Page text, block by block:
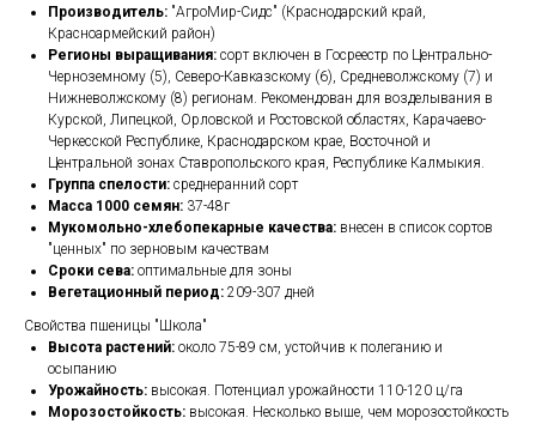
Производитель: "АгроМир-Сидс" (Краснодарский край,
Красноармейский район)
Регионы выращивания: сорт включен в Госреестр по Центрально-
Черноземному (5), Северо-Кавказскому (6), Средневолжскому (7) и
Нижневолжскому (8) регионам. Рекомендован для возделывания в
Курской, Липецкой, Орловской и Ростовской областях, Карачаево-
Черкесской Республике, Краснодарском крае, Восточной и
Центральной зонах Ставропольского края, Республике Калмыкия.
Группа спелости: среднеранний сорт
Масса 1000 семян: 37-48г
Мукомольно-хлебопекарные качества: внесен в список сортов
"ценных" по зерновым качествам
Сроки сева: оптимальные для зоны
Вегетационный период: 209-307 дней
Свойства пшеницы "Школа"
Высота растений: около 75-89 см, устойчив к полеганию и
осыпанию
Урожайность: высокая. Потенциал урожайности 110-120 ц/га
Морозостойкость: высокая. Несколько выше, чем морозостойкость